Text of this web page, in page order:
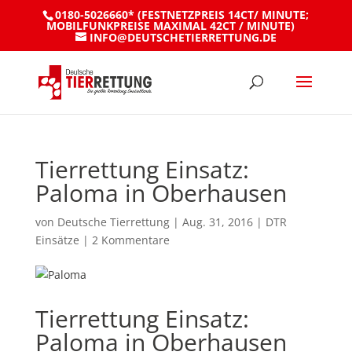
0180-5026660* (FESTNETZPREIS 14CT/ MINUTE;
MOBILFUNKPREISE MAXIMAL 42CT / MINUTE)
INFO@DEUTSCHETIERRETTUNG.DE
Tierrettung Einsatz:
Paloma in Oberhausen
von Deutsche Tierrettung| Aug. 31, 2016| DTR
Einsätze | 2 Kommentare
Tierrettung Einsatz:
Paloma in Oberhausen